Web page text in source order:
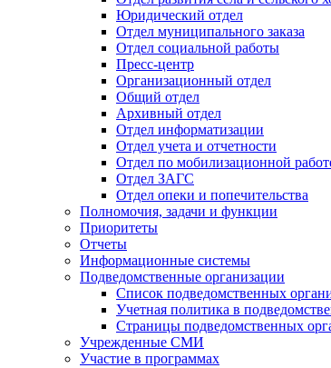
Юридический отдел
Отдел муниципального заказа
Отдел социальной работы
Пресс-центр
Организационный отдел
Общий отдел
Архивный отдел
Отдел информатизации
Отдел учета и отчетности
Отдел по мобилизационной
Отдел ЗАГС
Отдел опеки и попечительства
Полномочия, задачи и функции
Приоритеты
Отчеты
Информационные системы
Подведомственные организации
Список подведомственных
Учетная политика в
Страницы подведомственных
Учрежденные СМИ
Участие в программах